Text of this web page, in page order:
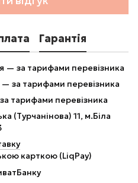
Гарантія
— за тарифами перевізника
за тарифами перевізника
тарифами перевізника
(Турчанінова) 11, м.Біла
карткою (LiqPay)